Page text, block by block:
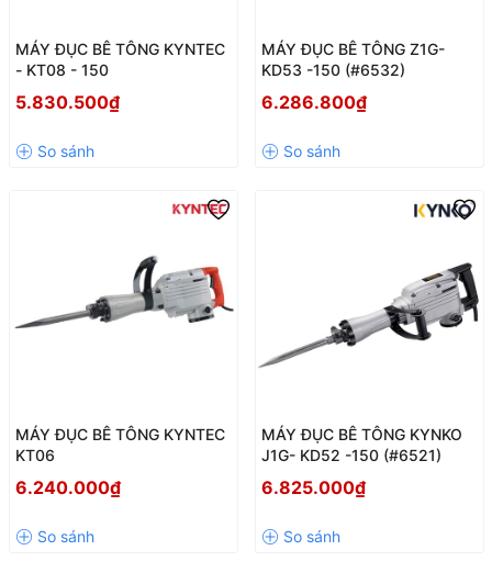
MÁY ĐỤC BÊ TÔNG KYNTEC
- KT08 - 150
5.830.500₫
MÁY ĐỤC BÊ TÔNG Z1G-
KD53 -150 (#6532)
6.286.800₫
MÁY ĐỤC BÊ TÔNG KYNTEC
KT06
6.240.000₫
MÁY ĐỤC BÊ TÔNG KYNKO
J1G- KD52 -150 (#6521)
6.825.000₫